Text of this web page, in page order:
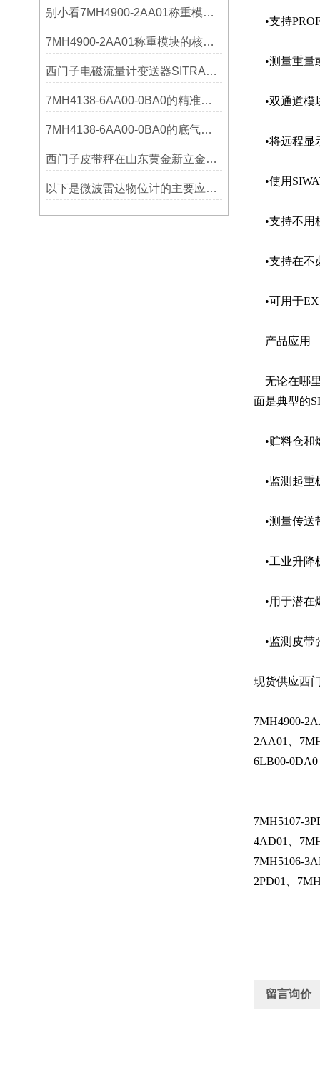
别小看7MH4900-2AA01称重模块！这些你日常接触的领域，早已离不开它
7MH4900-2AA01称重模块的核心亮点，藏着让效率翻倍的“关键密码”
西门子电磁流量计变送器SITRANS FMT020的功能
7MH4138-6AA00-0BA0的精准从何而来？关键组成部分，藏着答案！
7MH4138-6AA00-0BA0的底气：这些核心功能，让精准称重不再是难题
西门子皮带秤在山东黄金新立金矿的成功应用
以下是微波雷达物位计的主要应用领域及具体场景分析
•支持
•测量重量
•双通道模
•将远程显
•使用
•支持不用
•支持在不
•可用于
产品应用
无论在哪
面是典型的
•贮料仓和
•监测起重
•测量传送
•工业升降
•用于潜在
•监测皮带
现货供应西
7MH4900-
2AA01、
6LB00-0DA0
7MH5107-
4AD01、
7MH5106-
2PD01、
留言询价